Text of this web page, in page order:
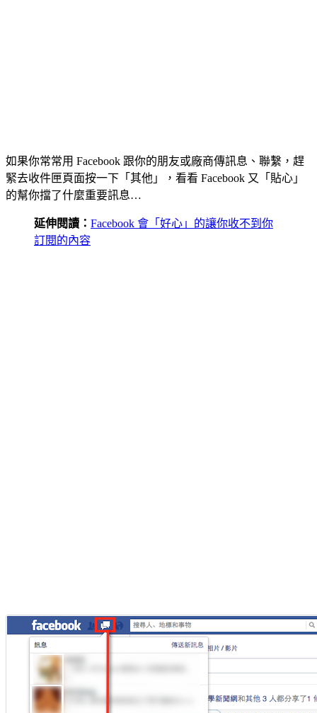
如果你常常用 Facebook 跟你的朋友或廠商傳訊息、聯繫，趕
緊去收件匣頁面按一下「其他」，看看 Facebook 又「貼心」
的幫你擋了什麼重要訊息…
延伸閱讀： Facebook 會「好心」的讓你收不到你
訂閱的內容